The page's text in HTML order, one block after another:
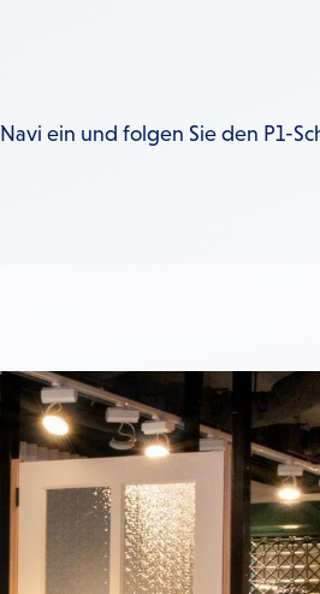
ein und folgen Sie den P1-